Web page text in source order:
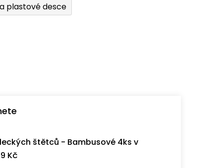
plastové desce
štětců - Bambusové 4ks v
Kč